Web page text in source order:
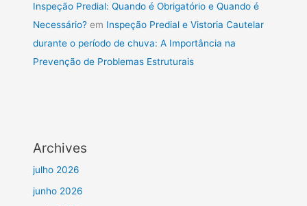
Inspeção Predial: Quando é Obrigatório e Quando é
Necessário? em Inspeção Predial e Vistoria Cautelar
durante o período de chuva: A Importância na
Prevenção de Problemas Estruturais
Archives
julho 2026
junho 2026